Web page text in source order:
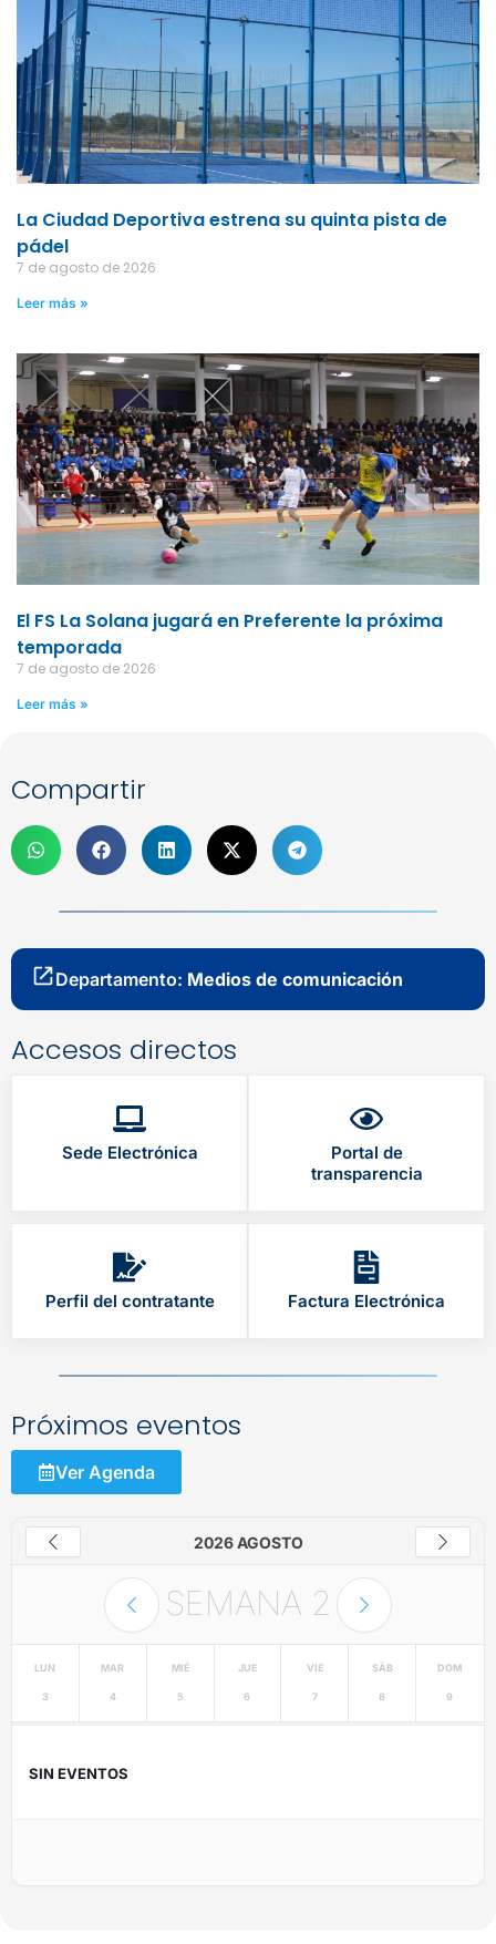
La Ciudad Deportiva estrena su quinta pista de
pádel
7 de agosto de 2026
Leer más »
El FS La Solana jugará en Preferente la próxima
temporada
7 de agosto de 2026
Leer más »
Compartir
Departamento: Medios de comunicación
Accesos directos
Sede Electrónica
Portal de
transparencia
Perfil del contratante Factura Electrónica
Próximos eventos
Ver Agenda
2026 AGOSTO
SEMANA 2
LUN
3
MAR
4
MIÉ
5
JUE
6
VIE
7
SÁB
8
DOM
9
SIN EVENTOS